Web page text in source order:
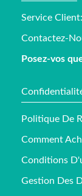
Service
Contactez-
Posez-vos
Politique De
Comment
Conditions
Gestion Des